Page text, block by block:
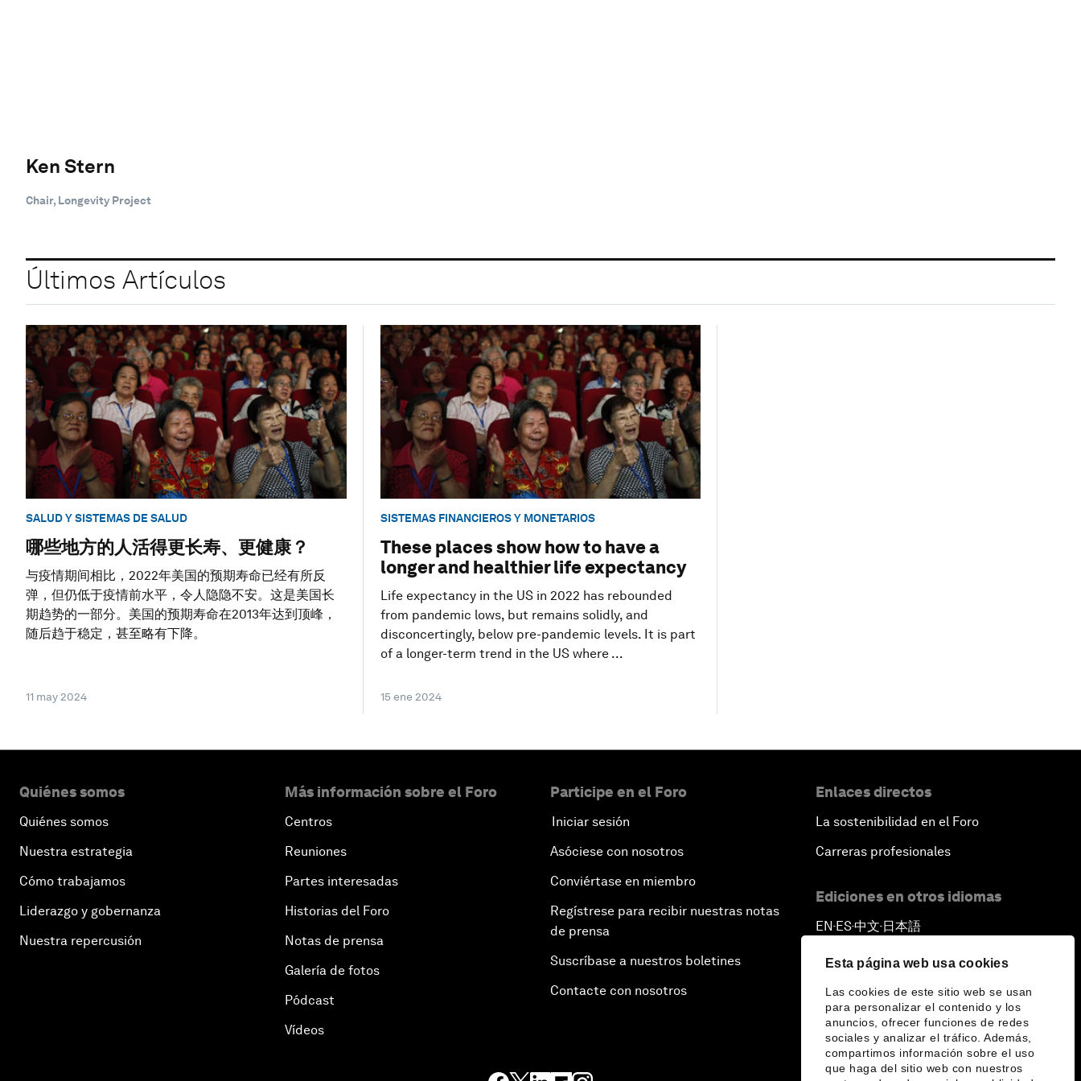
Esta página web usa cookies
Las cookies de este sitio web se usan
para personalizar el contenido y los
anuncios, ofrecer funciones de redes
sociales y analizar el tráfico. Además,
compartimos información sobre el uso
que haga del sitio web con nuestros
Ken Stern
Chair, Longevity Project
Últimos Artículos
SALUD Y SISTEMAS DE SALUD
哪些地方的人活得更长寿、更健康？
与疫情期间相比，2022年美国的预期寿命已经有所反
弹，但仍低于疫情前水平，令人隐隐不安。这是美国长
期趋势的一部分。美国的预期寿命在2013年达到顶峰，
随后趋于稳定，甚至略有下降。
11 may 2024
SISTEMAS FINANCIEROS Y MONETARIOS
These places show how to have a
longer and healthier life expectancy
Life expectancy in the US in 2022 has rebounded
from pandemic lows, but remains solidly, and
disconcertingly, below pre-pandemic levels. It is part
of a longer-term trend in the US where ...
15 ene 2024
Quiénes somos
Quiénes somos
Nuestra estrategia
Cómo trabajamos
Liderazgo y gobernanza
Nuestra repercusión
Más información sobre el Foro
Centros
Reuniones
Partes interesadas
Historias del Foro
Notas de prensa
Galería de fotos
Pódcast
Vídeos
Participe en el Foro
Iniciar sesión
Asóciese con nosotros
Conviértase en miembro
Regístrese para recibir nuestras notas
de prensa
Suscríbase a nuestros boletines
Contacte con nosotros
Enlaces directos
La sostenibilidad en el Foro
Carreras profesionales
Ediciones en otros idiomas
EN ▪ ES▪中文▪ 日本語